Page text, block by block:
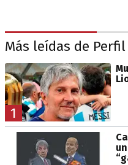
Más leídas de Perfil
1